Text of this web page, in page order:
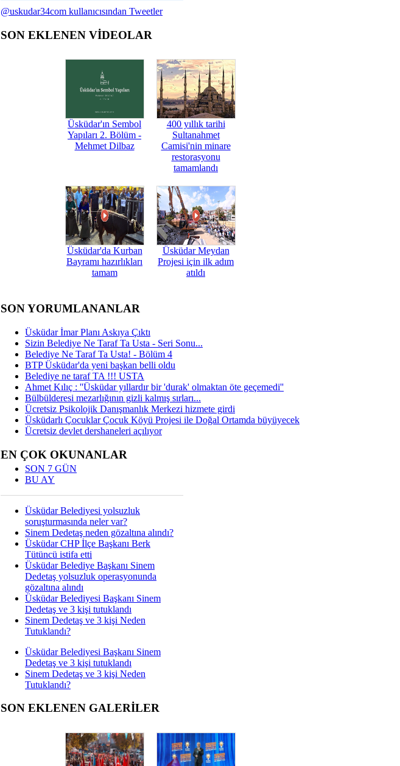
@uskudar34com kullanıcısından Tweetler
SON EKLENEN VİDEOLAR
Üsküdar'ın Sembol
Yapıları 2. Bölüm -
Mehmet Dilbaz
400 yıllık tarihi
Sultanahmet
Camisi'nin minare
restorasyonu
tamamlandı
Üsküdar'da Kurban
Bayramı hazırlıkları
tamam
Üsküdar Meydan
Projesi için ilk adım
atıldı
SON YORUMLANANLAR
Üsküdar İmar Planı Askıya Çıktı
Sizin Belediye Ne Taraf Ta Usta - Seri Sonu...
Belediye Ne Taraf Ta Usta! - Bölüm 4
BTP Üsküdar'da yeni başkan belli oldu
Belediye ne taraf TA !!! USTA
Ahmet Kılıç : ''Üsküdar yıllardır bir 'durak' olmaktan öte geçemedi''
Bülbülderesi mezarlığının gizli kalmış sırları...
Ücretsiz Psikolojik Danışmanlık Merkezi hizmete girdi
Üsküdarlı Çocuklar Çocuk Köyü Projesi ile Doğal Ortamda büyüyecek
Ücretsiz devlet dershaneleri açılıyor
EN ÇOK OKUNANLAR
SON 7 GÜN
BU AY
Üsküdar Belediyesi yolsuzluk
soruşturmasında neler var?
Sinem Dedetaş neden gözaltına alındı?
Üsküdar CHP İlçe Başkanı Berk
Tütüncü istifa etti
Üsküdar Belediye Başkanı Sinem
Dedetaş yolsuzluk operasyonunda
gözaltına alındı
Üsküdar Belediyesi Başkanı Sinem
Dedetaş ve 3 kişi tutuklandı
Sinem Dedetaş ve 3 kişi Neden
Tutuklandı?
Üsküdar Belediyesi Başkanı Sinem
Dedetaş ve 3 kişi tutuklandı
Sinem Dedetaş ve 3 kişi Neden
Tutuklandı?
SON EKLENEN GALERİLER